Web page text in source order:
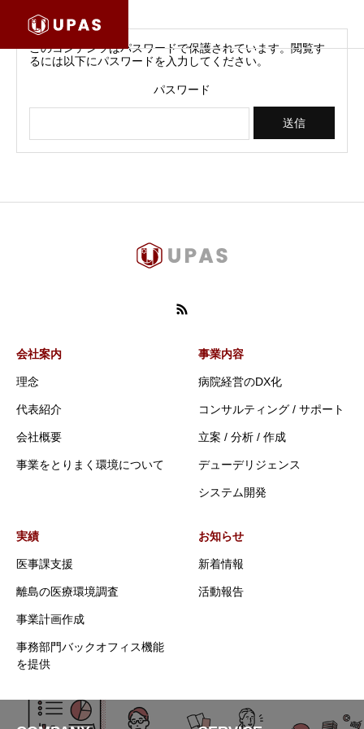
このコンテンツはパスワードで保護されています。閲覧す
るには以下にパスワードを入力してください。
パスワード
会社案内
理念
代表紹介
会社概要
事業をとりまく環境について
事業内容
病院経営のDX化
コンサルティング / サポート
立案 / 分析 / 作成
デューデリジェンス
システム開発
実績
医事課支援
離島の医療環境調査
事業計画作成
事務部門バックオフィス機能
を提供
お知らせ
新着情報
活動報告